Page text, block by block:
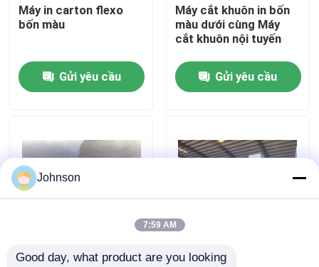
Tham quan nhà máy
Kiểm soát chất lượng
Tin tức
máy in thùng carton
Máy in carton flexo
bốn màu
Gửi yêu cầu
Máy cắt khuôn in bốn
màu dưới cùng Máy
cắt khuôn nội tuyến
Gửi yêu cầu
Dongfang Bottom Dây chuyền in đáy
Johnson
7:59 AM
Good day, what product are you looking